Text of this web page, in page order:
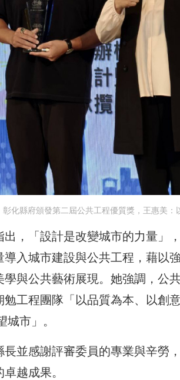
彰化縣府頒發第二屆公共工程優質獎，王惠美
出，「設計是改變城市的力量」
導入城市建設與公共工程，藉以
學與公共藝術展現。她強調，公
勉工程團隊「以品質為本、以創
城市」。
長並感謝評審委員的專業與辛勞
越成果。